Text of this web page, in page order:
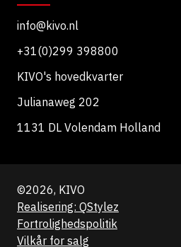
info@kivo.nl
+31(0)299 398800
KIVO's hovedkvarter
Julianaweg 202
1131 DL Volendam Holland
©2026, KIVO
Realisering: QStylez
Fortrolighedspolitik
Vilkår for salg